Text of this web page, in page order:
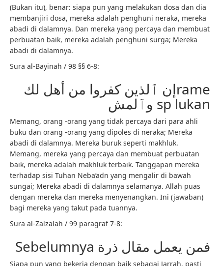
(Bukan itu), benar: siapa pun yang melakukan dosa dan dia
membanjiri dosa, mereka adalah penghuni neraka, mereka
abadi di dalamnya. Dan mereka yang percaya dan membuat
perbuatan baik, mereka adalah penghuni surga; Mereka
abadi di dalamnya.
Sura al-Bayinah / 98 §§ 6-8:
إن ٱلذين كفروا من أهل لكrame
وٱلمش sp lukan
Memang, orang -orang yang tidak percaya dari para ahli
buku dan orang -orang yang dipoles di neraka; Mereka
abadi di dalamnya. Mereka buruk seperti makhluk.
Memang, mereka yang percaya dan membuat perbuatan
baik, mereka adalah makhluk terbaik. Tanggapan mereka
terhadap sisi Tuhan Neba’adn yang mengalir di bawah
sungai; Mereka abadi di dalamnya selamanya. Allah puas
dengan mereka dan mereka menyenangkan. Ini (jawaban)
bagi mereka yang takut pada tuannya.
Sura al-Zalzalah / 99 paragraf 7-8:
Sebelumnya فمن يعمل مقال ذرة
Siapa pun yang bekerja dengan baik sebagai Jarrah, pasti